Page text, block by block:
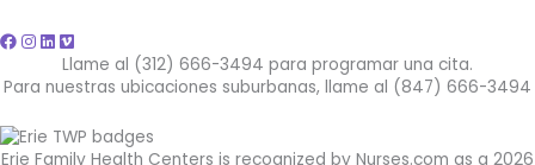
Llame al (312) 666-3494 para programar una cita.
Para nuestras ubicaciones suburbanas, llame al (847) 666-3494
Erie Family Health Centers is recognized by Nurses.com as a 2026